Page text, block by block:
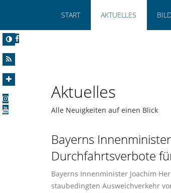
START AKTUELLES
Aktuelles
Alle Neuigkeiten auf einen Blick
Bayerns
Durchfahrtsverbote
Bayerns Innenminister Joachim
staubedingten Ausweichverkehr